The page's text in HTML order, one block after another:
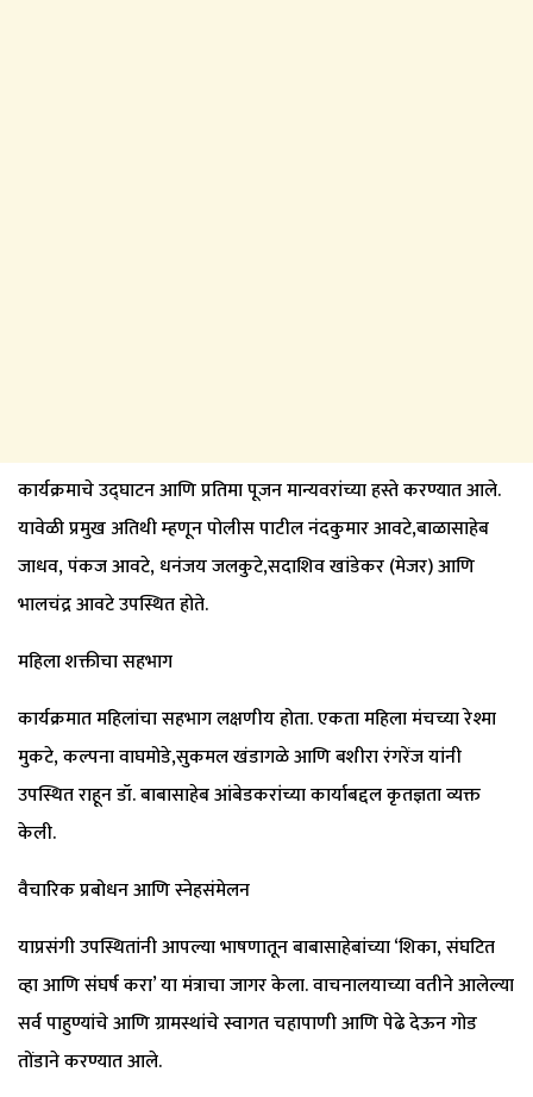
कार्यक्रमाचे उद्घाटन आणि प्रतिमा पूजन मान्यवरांच्या हस्ते करण्यात आले.
यावेळी प्रमुख अतिथी म्हणून पोलीस पाटील नंदकुमार आवटे,बाळासाहेब
जाधव, पंकज आवटे, धनंजय जलकुटे,सदाशिव खांडेकर (मेजर) आणि
भालचंद्र आवटे उपस्थित होते.
महिला शक्तीचा सहभाग
कार्यक्रमात महिलांचा सहभाग लक्षणीय होता. एकता महिला मंचच्या रेश्मा
मुकटे, कल्पना वाघमोडे,सुकमल खंडागळे आणि बशीरा रंगरेंज यांनी
उपस्थित राहून डॉ. बाबासाहेब आंबेडकरांच्या कार्याबद्दल कृतज्ञता व्यक्त
केली.
वैचारिक प्रबोधन आणि स्नेहसंमेलन
याप्रसंगी उपस्थितांनी आपल्या भाषणातून बाबासाहेबांच्या ‘शिका, संघटित
व्हा आणि संघर्ष करा’ या मंत्राचा जागर केला. वाचनालयाच्या वतीने आलेल्या
सर्व पाहुण्यांचे आणि ग्रामस्थांचे स्वागत चहापाणी आणि पेढे देऊन गोड
तोंडाने करण्यात आले.